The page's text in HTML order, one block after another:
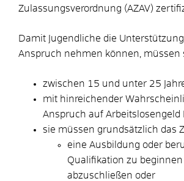
Zulassungsverordnung (AZAV)
Damit Jugendliche die
Anspruch nehmen können, müssen
zwischen 15 und unter 25
mit hinreichender
Anspruch auf Arbeitslosengeld
sie müssen grundsätzlich das
eine Ausbildung oder
Qualifikation zu beginnen
abzuschließen oder